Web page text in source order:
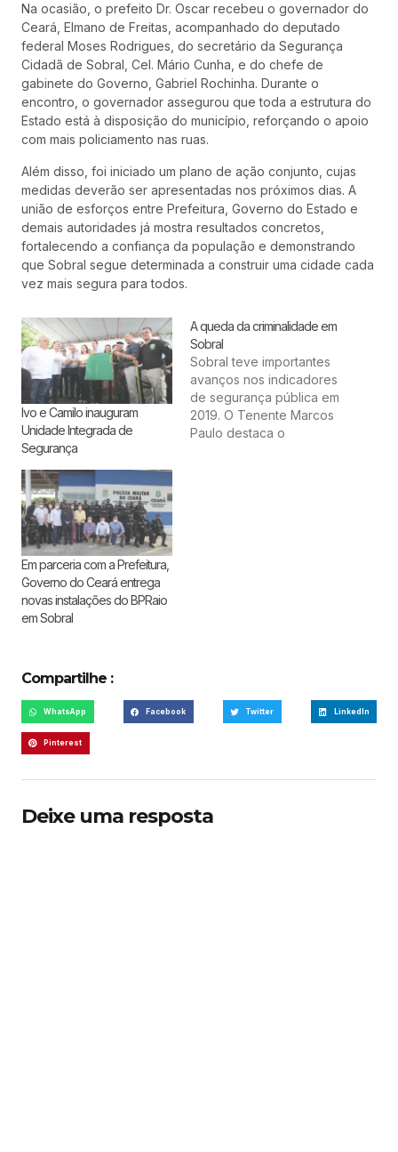
Na ocasião, o prefeito Dr. Oscar recebeu o governador do
Ceará, Elmano de Freitas, acompanhado do deputado
federal Moses Rodrigues, do secretário da Segurança
Cidadã de Sobral, Cel. Mário Cunha, e do chefe de
gabinete do Governo, Gabriel Rochinha. Durante o
encontro, o governador assegurou que toda a estrutura do
Estado está à disposição do município, reforçando o apoio
com mais policiamento nas ruas.
Além disso, foi iniciado um plano de ação conjunto, cujas
medidas deverão ser apresentadas nos próximos dias. A
união de esforços entre Prefeitura, Governo do Estado e
demais autoridades já mostra resultados concretos,
fortalecendo a confiança da população e demonstrando
que Sobral segue determinada a construir uma cidade cada
vez mais segura para todos.
Ivo e Camilo inauguram
Unidade Integrada de
Segurança
A queda da criminalidade em
Sobral
Sobral teve importantes
avanços nos indicadores
de segurança pública em
2019. O Tenente Marcos
Paulo destaca o
Em parceria com a Prefeitura,
Governo do Ceará entrega
novas instalações do BPRaio
em Sobral
Compartilhe :
WhatsApp Facebook Twitter LinkedIn
Pinterest
Deixe uma resposta